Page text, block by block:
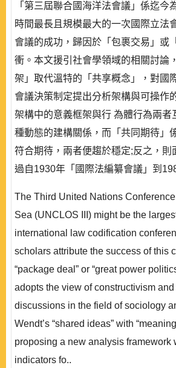
「第三屆聯合國海洋法會議」係迄今
時間最長且規模最大的一次國際立法
會議的成功，歸因於「包裹交易」或
衝。本文援引社會學領域的相關討論
架」取代溫特的「共享概念」，對國
會議決策制定提出分析架構與可操作
架構中的意義框架與行 為體行為兩者
種動態的建構關係，而「共同期待」
符合期待，兩者便趨於穩定;反之，則
過自1930年「國際法編纂會議」到
The Third United Nations
Sea (UNCLOS III) might be the
international law codification
scholars attribute the success of this
“package deal” or “great power
adopts the view of constructivism
discussions in the field of sociology
Wendt’s “shared ideas” with
proposing a new analysis framework
indicators fo..